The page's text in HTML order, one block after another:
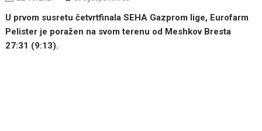
U prvom susretu četvrtfinala SEHA Gazprom lige, Eurofarm
Pelister je poražen na svom terenu od Meshkov Bresta
27:31 (9:13).